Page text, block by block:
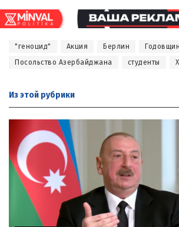
"геноцид" Акция Берлин
Посольство Азербайджана
студенты
Из этой рубрики